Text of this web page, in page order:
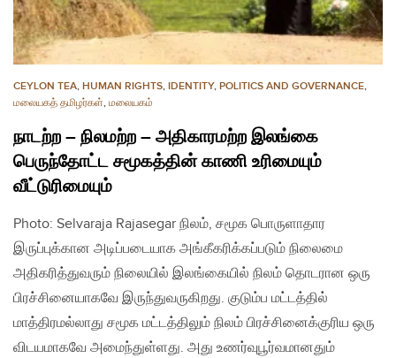
CEYLON TEA, HUMAN RIGHTS, IDENTITY, POLITICS AND GOVERNANCE,
மலையகத் தமிழர்கள், மலையகம்
நாடற்ற – நிலமற்ற – அதிகாரமற்ற இலங்கை
பெருந்தோட்ட சமூகத்தின் காணி உரிமையும்
வீட்டுரிமையும்
Photo: Selvaraja Rajasegar நிலம், சமூக பொருளாதார
இருப்புக்கான அடிப்படையாக அங்கீகரிக்கப்படும் நிலைமை
அதிகரித்துவரும் நிலையில் இலங்கையில் நிலம் தொடரான ஒரு
பிரச்சினையாகவே இருந்துவருகிறது. குடும்ப மட்டத்தில்
மாத்திரமல்லாது சமூக மட்டத்திலும் நிலம் பிரச்சினைக்குரிய ஒரு
விடயமாகவே அமைந்துள்ளது. அது உணர்வுபூர்வமானதும்